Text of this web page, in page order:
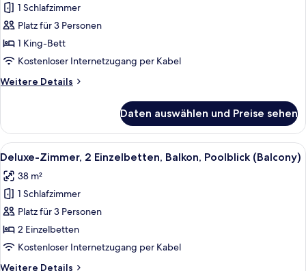
Deluxe-
Zimmer,
1 King-
Bett,
Poolblick
1 Schlafzimmer
Platz für 3 Personen
1 King-Bett
Kostenloser Internetzugang per Kabel
Weitere Details
Weitere
Zimmer,
1 King-
Bett,
Poolblick
(Balcony)
Daten auswählen und Preise sehen
Alle
Fotos
für
Deluxe-
Zimmer,
2 Einzelbetten,
Balkon,
Ein Hotelzimmer mit zwei Betten,
6
Deluxe-Zimmer, 2 Einzelbetten, Balkon, Poolblick (Balcony)
38 m²
1 Schlafzimmer
Platz für 3 Personen
2 Einzelbetten
Kostenloser Internetzugang per Kabel
Weitere Details
Weitere